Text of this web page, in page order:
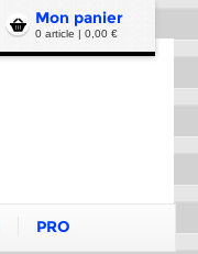
Mon panier
0 article | 0,00 €
PRO